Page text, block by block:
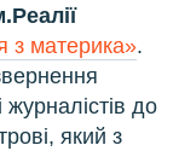
з материка».
журналістів до
який з